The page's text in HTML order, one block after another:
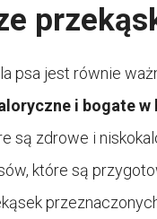
jest równie
i bogate w
są zdrowe i
które są